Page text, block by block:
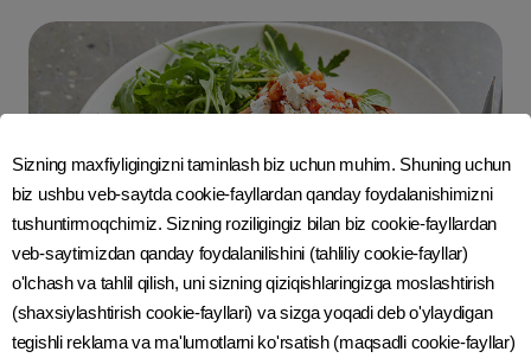
Sizning maxfiyligingizni taminlash biz uchun muhim. Shuning uchun
biz ushbu veb-saytda cookie-fayllardan qanday foydalanishimizni
tushuntirmoqchimiz. Sizning roziligingiz bilan biz cookie-fayllardan
veb-saytimizdan qanday foydalanilishini (tahliliy cookie-fayllar)
o'lchash va tahlil qilish, uni sizning qiziqishlaringizga moslashtirish
(shaxsiylashtirish cookie-fayllari) va sizga yoqadi deb o'ylaydigan
tegishli reklama va ma'lumotlarni ko'rsatish (maqsadli cookie-fayllar)